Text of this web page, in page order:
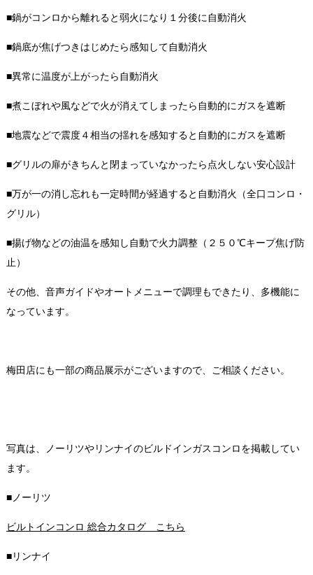
■鍋がコンロから離れると弱火になり１分後に自動消火
■鍋底が焦げつきはじめたら感知して自動消火
■異常に温度が上がったら自動消火
■煮こぼれや風などで火が消えてしまったら自動的にガスを遮断
■地震などで震度４相当の揺れを感知すると自動的にガスを遮断
■グリルの扉がきちんと閉まっていなかったら点火しない安心設計
■万が一の消し忘れも一定時間が経過すると自動消火（全口コンロ・
グリル）
■揚げ物などの油温を感知し自動で火力調整（２５０℃キープ焦げ防
止）
その他、音声ガイドやオートメニューで調理もできたり、多機能に
なっています。
梅田店にも一部の商品展示がございますので、ご相談ください。
写真は、ノーリツやリンナイのビルドインガスコンロを掲載してい
ます。
■ノーリツ
ビルトインコンロ 総合カタログ こちら
■リンナイ